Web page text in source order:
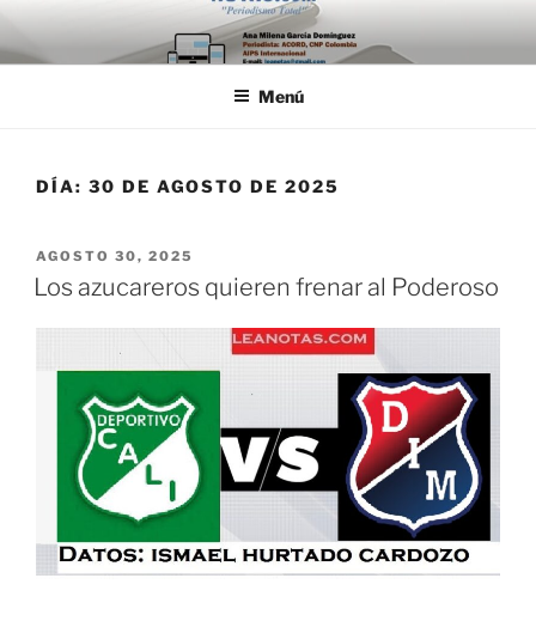
Saltar
al
contenido
Menú
DÍA: 30 DE AGOSTO DE 2025
PUBLICADO
EL
AGOSTO 30, 2025
Los azucareros quieren frenar al Poderoso